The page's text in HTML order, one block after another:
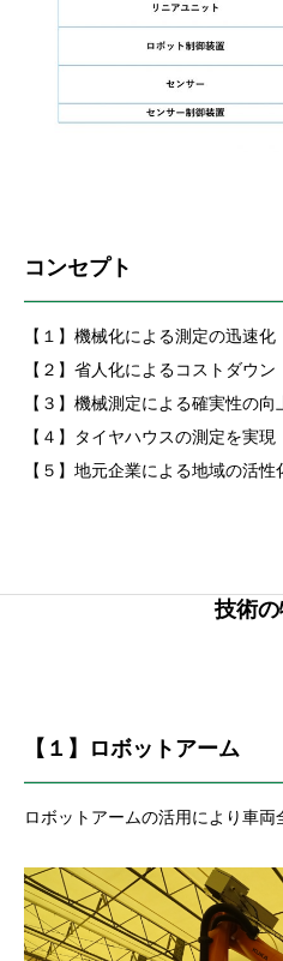
コンセプト
【１】機械化による測定の迅速化
【２】省人化によるコストダウン
【３】機械測定による確実性の向
【４】タイヤハウスの測定を実現
【５】地元企業による地域の活性
技術
【１】ロボットアーム
ロボットアームの活用により車両